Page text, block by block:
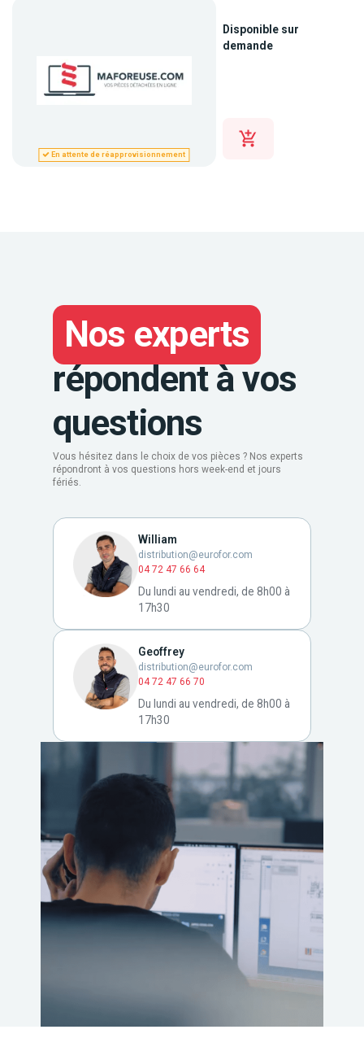
En attente de réapprovisionnement
Disponible sur
demande
Nos experts
répondent à vos
questions
Vous hésitez dans le choix de vos pièces ? Nos experts
répondront à vos questions hors week-end et jours
fériés.
William
distribution@eurofor.com
04 72 47 66 64
Du lundi au vendredi, de 8h00 à
17h30
Geoffrey
distribution@eurofor.com
04 72 47 66 70
Du lundi au vendredi, de 8h00 à
17h30